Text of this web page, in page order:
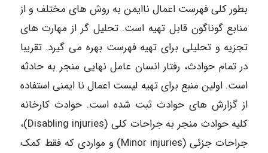
بطور کلی فهرست اعمال ناایمن به روش های مختلف و از
منابع گوناگون قابل تهیه است. تحلیل گر از مهارت های
تجزیه و تحلیلی برای تهیه فهرست بهره می گیرد. تقریبا
در تمام حوادث، رفتار انسان عامل نهایی منجر به حادثه
است. اولین منبع برای تهیه لیست اعمال نا ایمنی استفاده
از گزارش های حوادث ثبت شده است. حوادث کارخانه
کلیه حوادث منجر به جراحات کلی (Disabling injuries)،
جراحات جزئی (Minor injuries) و مواردی که فقط کمک